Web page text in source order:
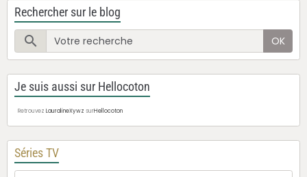
Rechercher sur le blog
OK
Je suis aussi sur Hellocoton
Retrouvez LauralineXywz surHellocoton
Séries TV